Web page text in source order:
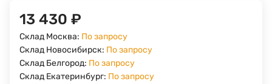
13 430 ₽
Склад Москва: По запросу
Склад Новосибирск: По запросу
Склад Белгород: По запросу
Склад Екатеринбург: По запросу